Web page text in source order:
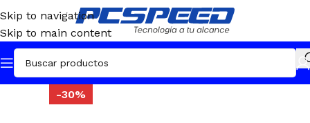
Skip to navigation
Skip to main content
-30%